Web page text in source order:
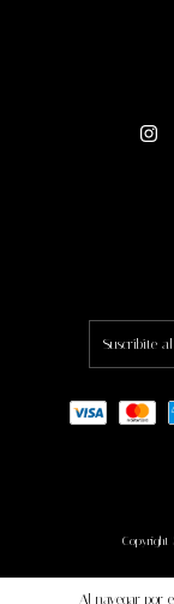
Al navegar por
Copyright